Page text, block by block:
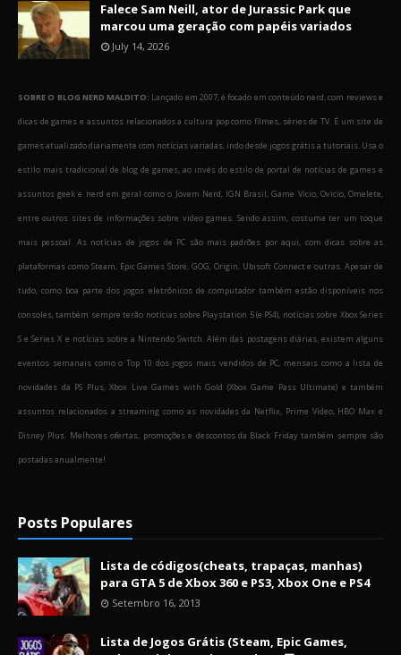
Falece Sam Neill, ator de Jurassic Park que
marcou uma geração com papéis variados
July 14, 2026
SOBRE O BLOG NERD MALDITO: Lançado em 2007, é focado em conteúdo nerd, com reviews e
dicas de games e assuntos relacionados a cultura pop como filmes, séries de TV. É um site de
games atualizado diariamente com notícias variadas, indo desde jogos grátis a tutoriais. Usa o
estilo mais tradicional de blog de games, ao invés do estilo de portal de notícias de games e
assuntos geek e nerd em geral como o Jovem Nerd, IGN Brasil, Game Vicio, Ovicio, Omelete,
entre outros sites de informações sobre video games. Sendo assim, costuma ter um toque
mais pessoal. As notícias de jogos de PC são mais padrões por aqui, com dicas sobre as
plataformas como Steam, Epic Games Store, GOG, Origin, Ubisoft Connect e outras. Apesar de
tudo, como boa parte dos jogos eletrônicos de computador também estão disponíveis nos
consoles, também sempre terão notícias sobre Playstation 5 (e PS4), notícias sobre Xbox Series
S e Series X e notícias sobre a Nintendo Switch. Além das postagens diárias, existem alguns
eventos semanais como o Top 10 dos jogos mais vendidos de PC, mensais como a lista de
novidades da PS Plus, Xbox Live Games with Gold (Xbox Game Pass Ultimate) e também
assuntos relacionados a streaming como as novidades da Netflix, Prime Video, HBO Max e
Disney Plus. Melhores ofertas, promoções e descontos da Black Friday também sempre são
postadas anualmente!
Posts Populares
Lista de códigos(cheats, trapaças, manhas)
para GTA 5 de Xbox 360 e PS3, Xbox One e PS4
Setembro 16, 2013
Lista de Jogos Grátis (Steam, Epic Games,